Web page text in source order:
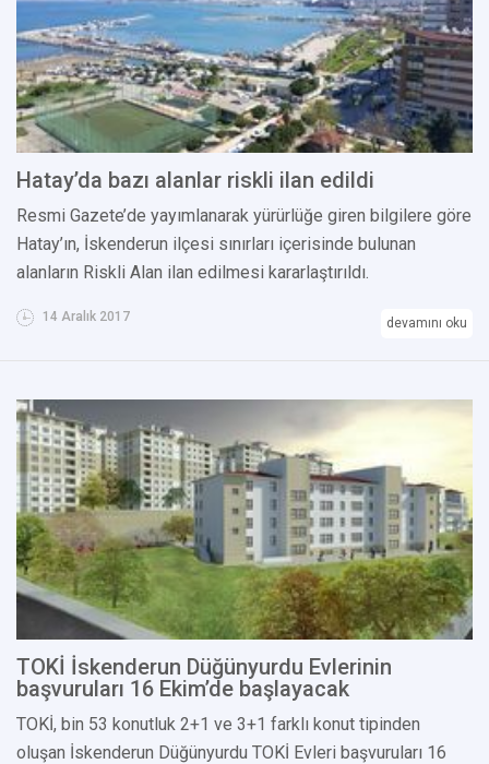
Hatay’da bazı alanlar riskli ilan edildi
Resmi Gazete’de yayımlanarak yürürlüğe giren bilgilere göre
Hatay’ın, İskenderun ilçesi sınırları içerisinde bulunan
alanların Riskli Alan ilan edilmesi kararlaştırıldı.
14 Aralık 2017 devamını oku
TOKİ İskenderun Düğünyurdu Evlerinin
başvuruları 16 Ekim’de başlayacak
TOKİ, bin 53 konutluk 2+1 ve 3+1 farklı konut tipinden
oluşan İskenderun Düğünyurdu TOKİ Evleri başvuruları 16